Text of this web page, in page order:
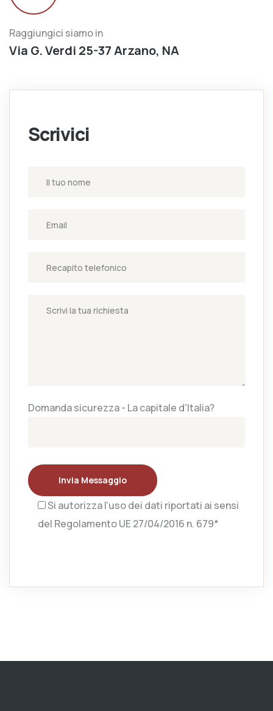
Raggiungici siamo in
Via G. Verdi 25-37 Arzano, NA
Scrivici
Domanda sicurezza - La capitale d'Italia?
Invia Messaggio
Si autorizza l’uso dei dati riportati ai sensi
del Regolamento UE 27/04/2016 n. 679*